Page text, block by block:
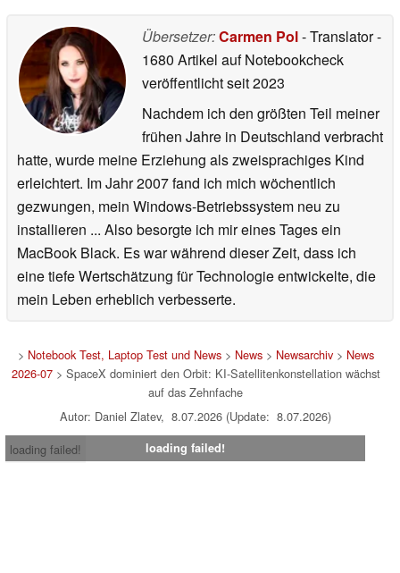
Übersetzer:Carmen Pol- Translator-
1680 Artikel auf Notebookcheck
veröffentlichtseit 2023
Nachdem ich den größten Teil meiner
frühen Jahre in Deutschland verbracht
hatte, wurde meine Erziehung als zweisprachiges Kind
erleichtert. Im Jahr 2007 fand ich mich wöchentlich
gezwungen, mein Windows-Betriebssystem neu zu
installieren ... Also besorgte ich mir eines Tages ein
MacBook Black. Es war während dieser Zeit, dass ich
eine tiefe Wertschätzung für Technologie entwickelte, die
mein Leben erheblich verbesserte.
> Notebook Test, Laptop Test und News> News> Newsarchiv> News
2026-07> SpaceX dominiert den Orbit: KI-Satellitenkonstellation wächst
auf das Zehnfache
Autor: Daniel Zlatev, 8.07.2026 (Update: 8.07.2026)
loading failed!
loading failed!